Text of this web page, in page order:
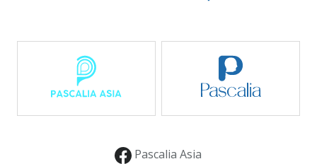
Pascalia Asia